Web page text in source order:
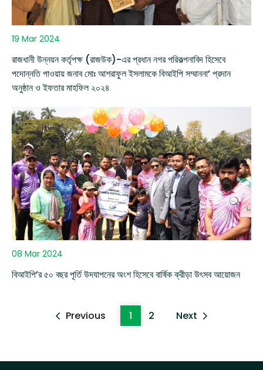
19 Mar 2024
রাজধানী উন্নয়ন কর্তৃপক্ষ (রাজউক)-এর প্রধান নগর পরিকল্পনাবিদ হিসেবে
পদোন্নতি পাওয়ায় জনাব মোঃ আশরাফুল ইসলামকে বিআইপি সম্মাননা’ প্রদান
অনুষ্ঠান ও ইফতার মাহফিল ২০২৪
08 Mar 2024
বিআইপি’র ৫০ বছর পূর্তি উদযাপনের অংশ হিসেবে বার্ষিক ক্রীড়া উৎসব আয়োজন
Previous 1 2 Next